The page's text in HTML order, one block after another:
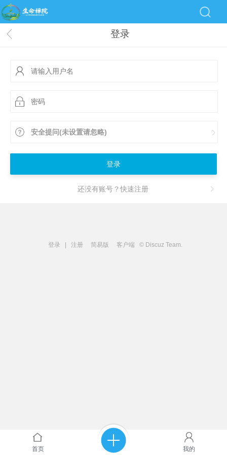
登录
安全提问(未设置请忽略)
登录
还没有账号？快速注册
登录 注册 简易版 客户端 © Discuz Team.
首页 我的